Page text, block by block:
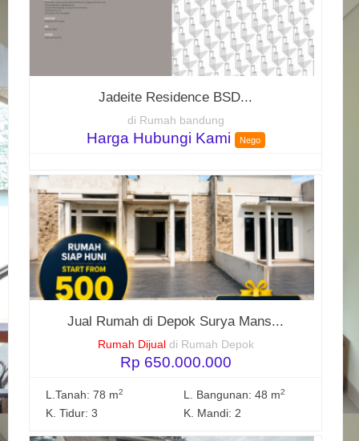
Jadeite Residence BSD...
di Rumah bandung
Harga Hubungi Kami Nego
Jual Rumah di Depok Surya Mans...
Rumah Dijual di Rumah Depok
Rp 650.000.000
L.Tanah: 78 m2 L. Bangunan: 48 m2
K. Tidur: 3 K. Mandi: 2